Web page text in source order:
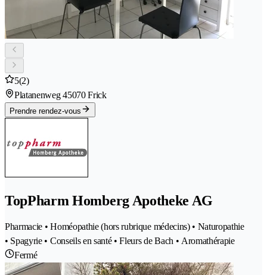
5(2)
Platanenweg 45070 Frick
Prendre rendez-vous
TopPharm Homberg Apotheke AG
Pharmacie • Homéopathie (hors rubrique médecins) • Naturopathie
• Spagyrie • Conseils en santé • Fleurs de Bach • Aromathérapie
Fermé